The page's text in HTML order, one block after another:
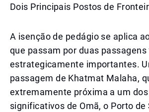
Dois Principais Postos de
A isenção de pedágio se aplica
que passam por duas
estrategicamente importantes.
passagem de Khatmat Malaha,
extremamente próxima a um
significativos de Omã, o Porto de